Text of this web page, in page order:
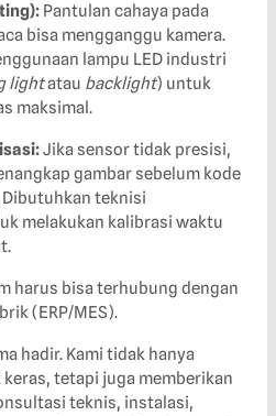
Pantulan cahaya pada
bisa mengganggu kamera.
lampu LED industri
lightatau backlight) untuk
maksimal.
Jika sensor tidak presisi,
gambar sebelum kode
teknisi
melakukan kalibrasi waktu
harus bisa terhubung dengan
(ERP/MES).
hadir. Kami tidak hanya
tetapi juga memberikan
teknis, instalasi,